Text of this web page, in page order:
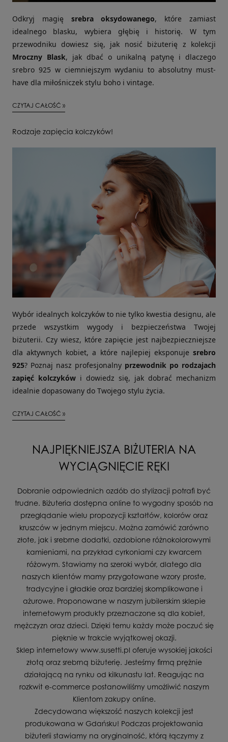
Odkryj magię srebra oksydowanego, które zamiast
idealnego blasku, wybiera głębię i historię. W tym
przewodniku dowiesz się, jak nosić biżuterię z kolekcji
Mroczny Blask, jak dbać o unikalną patynę i dlaczego
srebro 925 w ciemniejszym wydaniu to absolutny must-
have dla miłośniczek stylu boho i vintage.
CZYTAJ CAŁOŚĆ »
Rodzaje zapięcia kolczyków!
Wybór idealnych kolczyków to nie tylko kwestia designu, ale
przede wszystkim wygody i bezpieczeństwa Twojej
biżuterii. Czy wiesz, które zapięcie jest najbezpieczniejsze
dla aktywnych kobiet, a które najlepiej eksponuje srebro
925? Poznaj nasz profesjonalny przewodnik po rodzajach
zapięć kolczyków i dowiedz się, jak dobrać mechanizm
idealnie dopasowany do Twojego stylu życia.
CZYTAJ CAŁOŚĆ »
NAJPIĘKNIEJSZA BIŻUTERIA NA
WYCIĄGNIĘCIE RĘKI
Dobranie odpowiednich ozdób do stylizacji potrafi być
trudne. Biżuteria dostępna online to wygodny sposób na
przeglądanie wielu propozycji kształtów, kolorów oraz
kruszców w jednym miejscu. Można zamówić zarówno
złote, jak i srebrne dodatki, ozdobione różnokolorowymi
kamieniami, na przykład cyrkoniami czy kwarcem
różowym. Stawiamy na szeroki wybór, dlatego dla
naszych klientów mamy przygotowane wzory proste,
tradycyjne i gładkie oraz bardziej skomplikowane i
ażurowe. Proponowane w naszym jubilerskim sklepie
internetowym produkty przeznaczone są dla kobiet,
mężczyzn oraz dzieci. Dzięki temu każdy może poczuć się
pięknie w trakcie wyjątkowej okazji.
Sklep internetowy www.susetti.pl oferuje wysokiej jakości
złotą oraz srebrną biżuterię. Jesteśmy firmą prężnie
działającą na rynku od kilkunastu lat. Reagując na
rozkwit e-commerce postanowiliśmy umożliwić naszym
Klientom zakupy online.
Zdecydowana większość naszych kolekcji jest
produkowana w Gdańsku! Podczas projektowania
biżuterii stawiamy na oryginalność, którą łączymy z